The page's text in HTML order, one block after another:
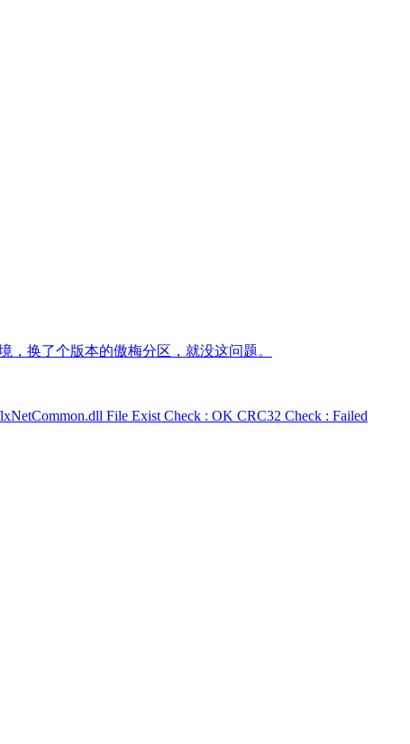
，换了个版本的傲梅分区，就没这问题。
File Exist Check : OK CRC32 Check : Failed